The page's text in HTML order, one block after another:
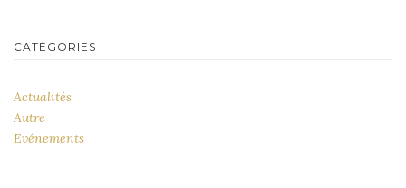
CATÉGORIES
Actualités
Autre
Evénements